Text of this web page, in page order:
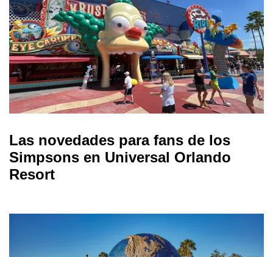
Las novedades para fans de los
Simpsons en Universal Orlando
Resort